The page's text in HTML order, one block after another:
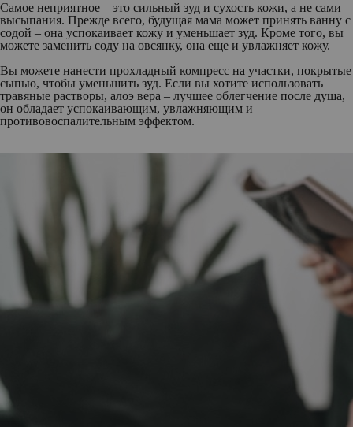
Самое неприятное – это сильный зуд и сухость кожи, а не сами
высыпания. Прежде всего, будущая мама может принять ванну с
содой – она успокаивает кожу и уменьшает зуд. Кроме того, вы
можете заменить соду на овсянку, она еще и увлажняет кожу.
Вы можете нанести прохладный компресс на участки, покрытые
сыпью, чтобы уменьшить зуд. Если вы хотите использовать
травяные растворы, алоэ вера – лучшее облегчение после душа,
он обладает успокаивающим, увлажняющим и
противовоспалительным эффектом.